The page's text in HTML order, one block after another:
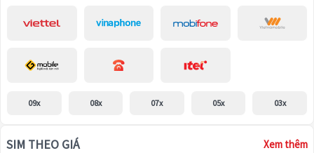
09x 08x 07x 05x 03x
SIM THEO GIÁ Xem thêm